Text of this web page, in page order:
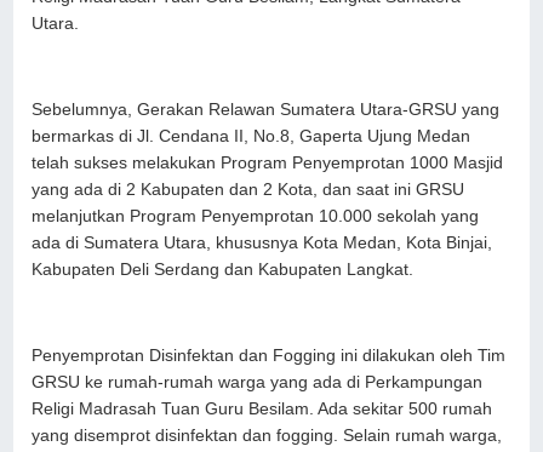
Utara.
Sebelumnya, Gerakan Relawan Sumatera Utara-GRSU yang
bermarkas di Jl. Cendana II, No.8, Gaperta Ujung Medan
telah sukses melakukan Program Penyemprotan 1000 Masjid
yang ada di 2 Kabupaten dan 2 Kota, dan saat ini GRSU
melanjutkan Program Penyemprotan 10.000 sekolah yang
ada di Sumatera Utara, khususnya Kota Medan, Kota Binjai,
Kabupaten Deli Serdang dan Kabupaten Langkat.
Penyemprotan Disinfektan dan Fogging ini dilakukan oleh Tim
GRSU ke rumah-rumah warga yang ada di Perkampungan
Religi Madrasah Tuan Guru Besilam. Ada sekitar 500 rumah
yang disemprot disinfektan dan fogging. Selain rumah warga,